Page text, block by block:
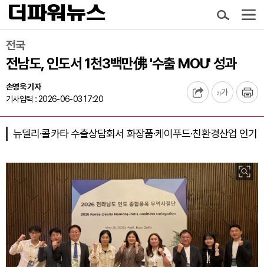
전국
전남도, 인도서 1천3백만佛 '수출 MOU' 성과
손영욱 기자
기사입력 : 2026-06-03 17:20
뉴델리·콜카타 수출상담회서 화장품·케이푸드·친환경산업 인기